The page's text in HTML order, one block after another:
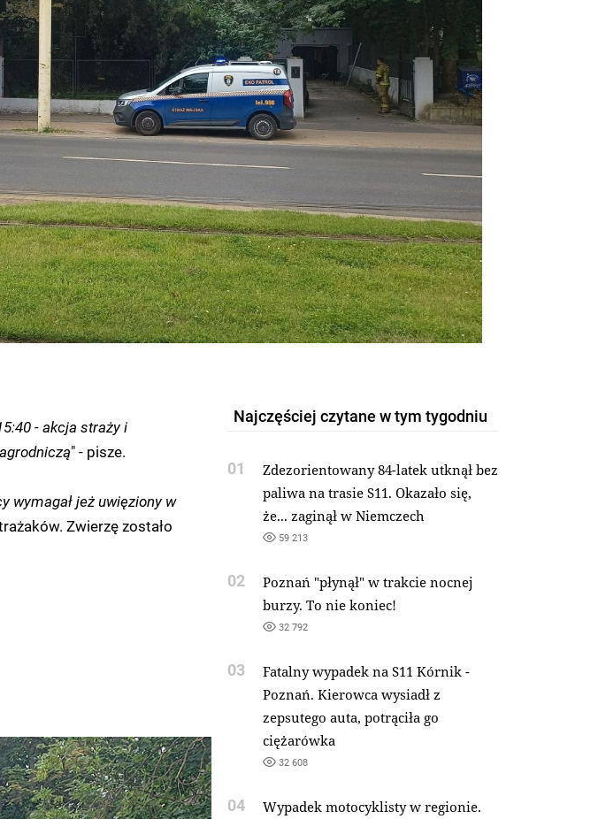
- akcja straży i
" - pisze.
wymagał jeż uwięziony w
Zwierzę zostało
Najczęściej czytane w tym tygodniu
01
Zdezorientowany 84-latek utknął bez
paliwa na trasie S11. Okazało się,
że... zaginął w Niemczech
59 213
02
Poznań "płynął" w trakcie nocnej
burzy. To nie koniec!
32 792
03
Fatalny wypadek na S11 Kórnik -
Poznań. Kierowca wysiadł z
zepsutego auta, potrąciła go
ciężarówka
32 608
04
Wypadek motocyklisty w regionie.